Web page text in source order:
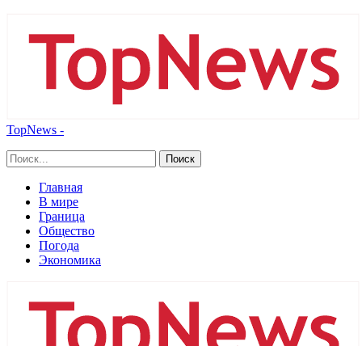
TopNews -
Главная
В мире
Граница
Общество
Погода
Экономика